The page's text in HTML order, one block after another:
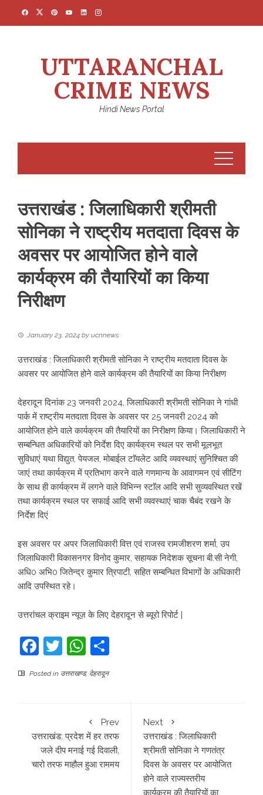
UTTARANCHAL
CRIME NEWS
Hindi News Portal
उत्तराखंड : जिलाधिकारी श्रीमती
सोनिका ने राष्ट्रीय मतदाता दिवस के
अवसर पर आयोजित होने वाले
कार्यक्रम की तैयारियों का किया
निरीक्षण
January 23, 2024 by ucnnews
उत्तराखंड : जिलाधिकारी श्रीमती सोनिका ने राष्ट्रीय मतदाता दिवस के
अवसर पर आयोजित होने वाले कार्यक्रम की तैयारियों का किया निरीक्षण
देहरादून दिनांक 23 जनवरी 2024, जिलाधिकारी श्रीमती सोनिका ने गांधी
पार्क में राष्ट्रीय मतदाता दिवस के अवसर पर 25 जनवरी 2024 को
आयोजित होने वाले कार्यक्रम की तैयारियों का निरीक्षण किया। जिलाधिकारी ने
सम्बन्धित अधिकारियों को निर्देश दिए कार्यक्रम स्थल पर सभी मूलभूत
सुविधाएं यथा विद्युत, पेयजल, मोबाईल टाॅयलेट आदि व्यवस्थाएं सुनिश्चित की
जाएं तथा कार्यक्रम में प्रतिभाग करने वाले गणमान्य के आवागमन एवं सीटिंग
के साथ ही कार्यक्रम में लगने वाले विभिन्न स्टाॅल आदि सभी सुव्यवस्थित रखें
तथा कार्यक्रम स्थल पर सफाई आदि सभी व्यवस्थाएं चाक चैबंद रखने के
निर्देश दिएं
इस अवसर पर अपर जिलाधिकारी वित्त एवं राजस्व रामजीशरण शर्मा, उप
जिलाधिकारी विकासनगर विनोद कुमार, सहायक निदेशक सूचना बी.सी नेगी,
अधि0 अभि0 जितेन्द्र कुमार त्रिपाटी, सहित सम्बन्धित विभागों के अधिकारी
आदि उपस्थित रहे।
उत्तरांचल क्राइम न्यूज़ के लिए देहरादून से ब्यूरो रिपोर्ट |
Facebook
TwitterWhatsApp
Posted in उत्तराखण्ड, देहरादून
Prev
उत्तराखंड: प्रदेश में हर तरफ
जले दीप मनाई गई दिवाली,
चारो तरफ माहौल हुआ राममय
Next
उत्तराखंड : जिलाधिकारी
श्रीमती सोनिका ने गणतंत्र
दिवस के अवसर पर आयोजित
होने वाले राज्यस्तरीय
कार्यक्रम की तैयारियों का